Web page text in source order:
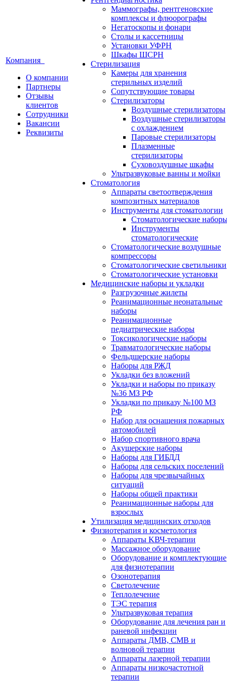
Компания
О компании
Партнеры
Отзывы
клиентов
Сотрудники
Вакансии
Реквизиты
Маммографы, рентгеновские
комплексы и флюорографы
Негатоскопы и фонари
Столы и кассетницы
Установки УФРН
Шкафы ШСРН
Стерилизация
Камеры для хранения
стерильных изделий
Сопутствующие товары
Стерилизаторы
Воздушные стерилизаторы
Воздушные стерилизаторы
с охлаждением
Паровые стерилизаторы
Плазменные
стерилизаторы
Суховоздушные шкафы
Ультразвуковые ванны и мойки
Стоматология
Аппараты светоотверждения
композитных материалов
Инструменты для стоматологии
Стоматологические
Инструменты
стоматологические
Стоматологические воздушные
компрессоры
Стоматологические светильники
Стоматологические установки
Медицинские наборы и укладки
Разгрузочные жилеты
Реанимационные неонатальные
наборы
Реанимационные
педиатрические наборы
Токсикологические наборы
Травматологические наборы
Фельдшерские наборы
Наборы для РЖД
Укладки без вложений
Укладки и наборы по приказу
№36 МЗ РФ
Укладки по приказу №100 МЗ
РФ
Набор для оснащения пожарных
автомобилей
Набор спортивного врача
Акушерские наборы
Наборы для ГИБДД
Наборы для сельских поселений
Наборы для чрезвычайных
ситуаций
Наборы общей практики
Реанимационные наборы для
взрослых
Утилизация медицинских отходов
Физиотерапия и косметология
Аппараты KВЧ-терапии
Массажное оборудование
Оборудование и комплектующие
для физиотерапии
Озонотерапия
Светолечение
Теплолечение
ТЭС терапия
Ультразвуковая терапия
Оборудование для лечения ран и
раневой инфекции
Аппараты ДМВ, СМВ и
волновой терапии
Аппараты лазерной терапии
Аппараты низкочастотной
терапии